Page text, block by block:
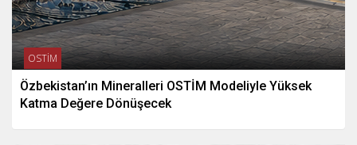
OSTİM
Özbekistan’ın Mineralleri OSTİM Modeliyle Yüksek
Katma Değere Dönüşecek